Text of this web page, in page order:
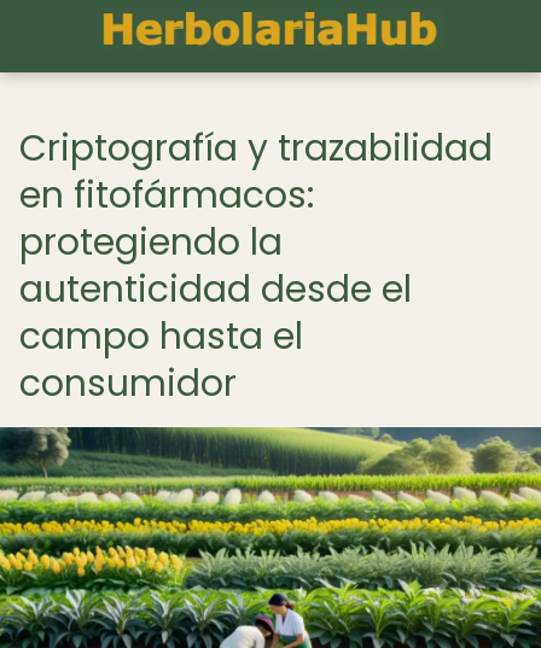
Criptografía y trazabilidad
en fitofármacos:
protegiendo la
autenticidad desde el
campo hasta el
consumidor